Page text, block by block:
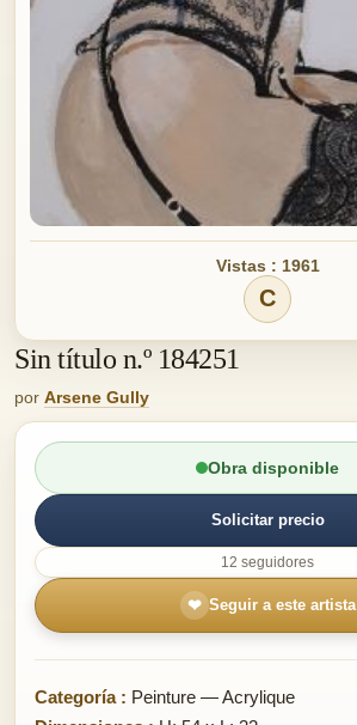
Vistas : 1961
C
Sin título n.º 184251
por Arsene Gully
Obra disponible
Solicitar precio
12 seguidores
❤ Seguir a este artista
Categoría : Peinture — Acrylique